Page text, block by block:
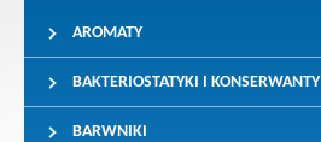
AROMATY
BAKTERIOSTATYKI I KONSERWANTY
BARWNIKI